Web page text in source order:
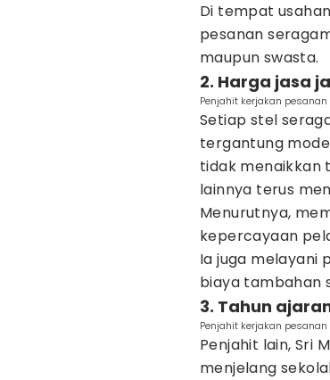
Di tempat
pesanan
maupun swasta.
2. Harga jasa
Penjahit kerjakan
Setiap stel
tergantung
tidak menaikkan
lainnya terus
Menurutnya,
kepercayaan
Ia juga melayani
biaya tambahan
3. Tahun
Penjahit kerjakan
Penjahit lain, Sri
menjelang